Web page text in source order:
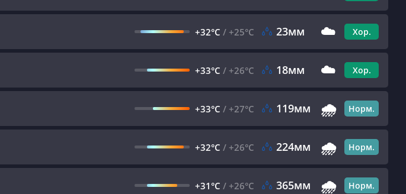
+32°C / +25°C 23мм ☁️ Хор.
+33°C / +26°C 18мм ☁️ Хор.
+33°C / +27°C 119мм 🌧️ Норм.
+32°C / +26°C 224мм 🌧️ Норм.
+31°C / +26°C 365мм 🌧️ Норм.